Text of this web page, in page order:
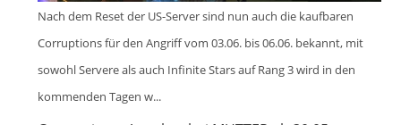
Nach dem Reset der US-Server sind nun auch die kaufbaren
Corruptions für den Angriff vom 03.06. bis 06.06. bekannt, mit
sowohl Servere als auch Infinite Stars auf Rang 3 wird in den
kommenden Tagen w...